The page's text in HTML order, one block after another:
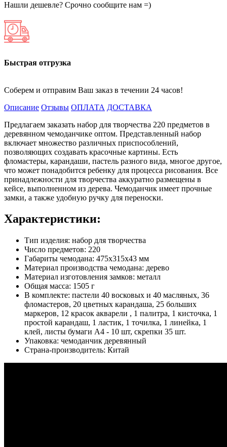
Нашли дешевле? Срочно сообщите нам =)
Быстрая отгрузка
Соберем и отправим Ваш заказ в течении 24 часов!
Описание Отзывы ОПЛАТА ДОСТАВКА
Предлагаем заказать набор для творчества 220 предметов в
деревянном чемоданчике оптом. Представленный набор
включает множество различных приспособлений,
позволяющих создавать красочные картины. Есть
фломастеры, карандаши, пастель разного вида, многое другое,
что может понадобится ребенку для процесса рисования. Все
принадлежности для творчества аккуратно размещены в
кейсе, выполненном из дерева. Чемоданчик имеет прочные
замки, а также удобную ручку для переноски.
Характеристики:
Тип изделия: набор для творчества
Число предметов: 220
Габариты чемодана: 475х315х43 мм
Материал производства чемодана: дерево
Материал изготовления замков: металл
Общая масса: 1505 г
В комплекте: пастели 40 восковых и 40 масляных, 36
фломастеров, 20 цветных карандаша, 25 больших
маркеров, 12 красок акварели , 1 палитра, 1 кисточка, 1
простой карандаш, 1 ластик, 1 точилка, 1 линейка, 1
клей, листы бумаги А4 - 10 шт, скрепки 35 шт.
Упаковка: чемоданчик деревянный
Страна-производитель: Китай